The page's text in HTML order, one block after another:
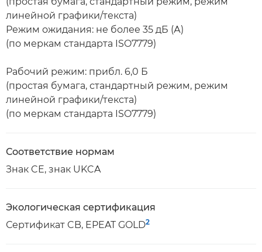
линейной графики/текста)
Режим ожидания: не более 35 дБ (А)
(по меркам стандарта ISO7779)
Рабочий режим: прибл. 6,0 Б
(простая бумага, стандартный режим, режим
линейной графики/текста)
(по меркам стандарта ISO7779)
Соответствие нормам
Знак CE, знак UKCA
Экологическая сертификация
Сертификат CB, EPEAT GOLD2